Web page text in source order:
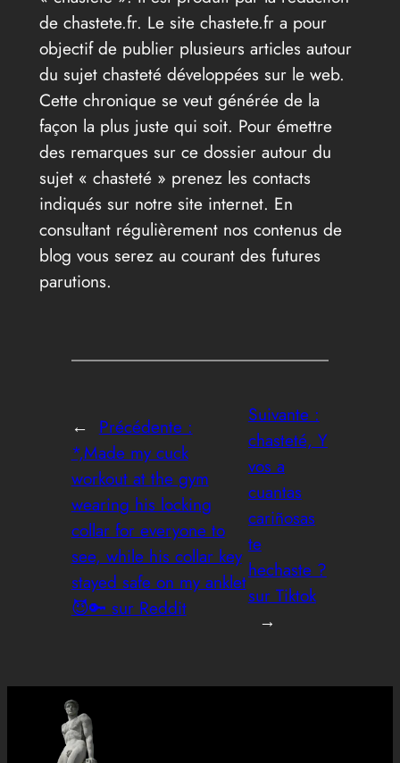
de chastete.fr. Le site chastete.fr a pour
objectif de publier plusieurs articles autour
du sujet chasteté développées sur le web.
Cette chronique se veut générée de la
façon la plus juste qui soit. Pour émettre
des remarques sur ce dossier autour du
sujet « chasteté » prenez les contacts
indiqués sur notre site internet. En
consultant régulièrement nos contenus de
blog vous serez au courant des futures
parutions.
← Précédente :
*,Made my cuck
workout at the gym
wearing his locking
collar for everyone to
see, while his collar key
stayed safe on my anklet
😈🔑 sur Reddit
Suivante :
chasteté, Y
vos a
cuantas
cariñosas
te
hechaste ?
sur Tiktok
→